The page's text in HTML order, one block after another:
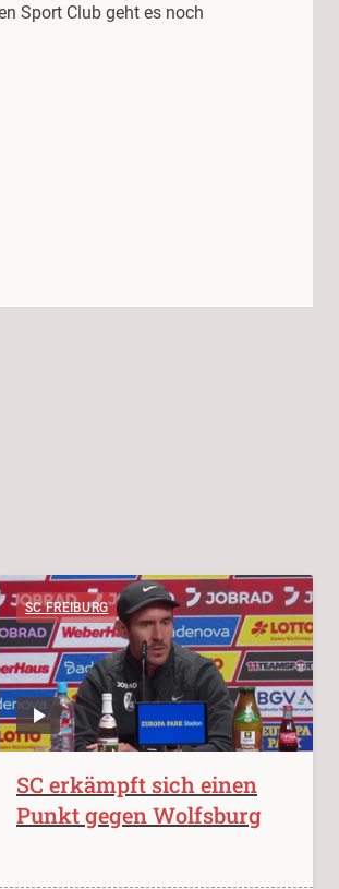
Sport Club geht es noch
SC FREIBURG
SC erkämpft sich einen
Punkt gegen Wolfsburg